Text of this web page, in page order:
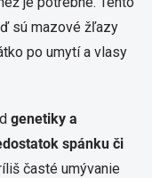
sú mazové žľazy
po umytí a vlasy
genetiky a
spánku či
časté umývanie